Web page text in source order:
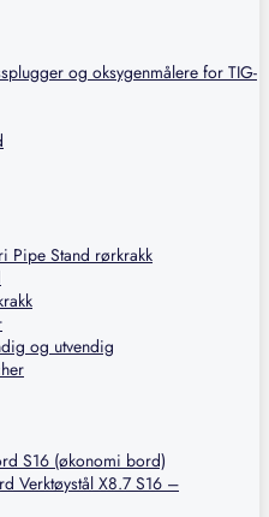
og oksygenmålere for TIG-
Pipe Stand rørkrakk
og utvendig
S16 (økonomi bord)
Verktøystål X8.7 S16 –